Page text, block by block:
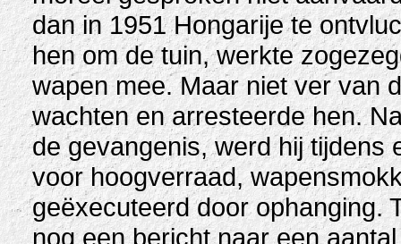
dan in 1951 Hongarije te
hen om de tuin, werkte
wapen mee. Maar niet ver van
wachten en arresteerde hen.
de gevangenis, werd hij tijdens
voor hoogverraad,
geëxecuteerd door ophanging.
nog een bericht naar een